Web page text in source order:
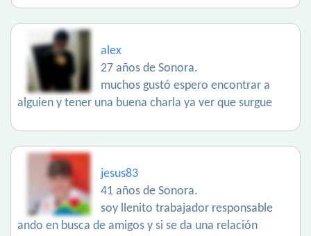
alex
27 años de Sonora.
muchos gustó espero encontrar a
alguien y tener una buena charla ya ver que surgue
jesus83
41 años de Sonora.
soy llenito trabajador responsable
ando en busca de amigos y si se da una relación